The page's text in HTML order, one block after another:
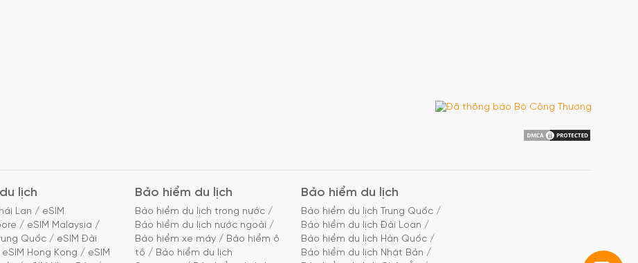
lịch
Lan / eSIM
/ eSIM Malaysia /
Quốc / eSIM Đài
eSIM Hong Kong / eSIM
Bảo hiểm du lịch
Bảo hiểm du lịch trong nước /
Bảo hiểm du lịch nước ngoài /
Bảo hiểm xe máy / Bảo hiểm ô
tô / Bảo hiểm du lịch
Bảo hiểm du lịch
Bảo hiểm du lịch Trung Quốc /
Bảo hiểm du lịch Đài Loan /
Bảo hiểm du lịch Hàn Quốc /
Bảo hiểm du lịch Nhật Bản /